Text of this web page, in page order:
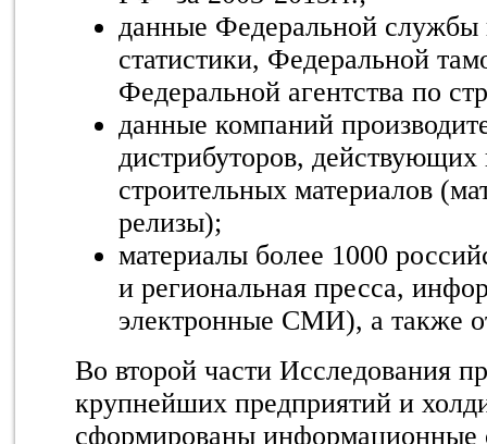
данные Федеральной службы
статистики, Федеральной
Федеральной агентства по
данные компаний
дистрибуторов,
строительных материалов
релизы);
материалы более 1000
и региональная пресса,
электронные СМИ), а также
Во второй части Исследования
крупнейших предприятий и
сформированы информационные